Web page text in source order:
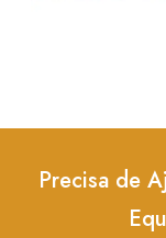
Precisa de